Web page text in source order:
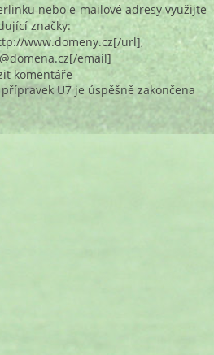
nebo e-mailové adresy využijte
značky:
www.domeny.cz[/url],
email]
komentáře
U7 je úspěšně zakončena